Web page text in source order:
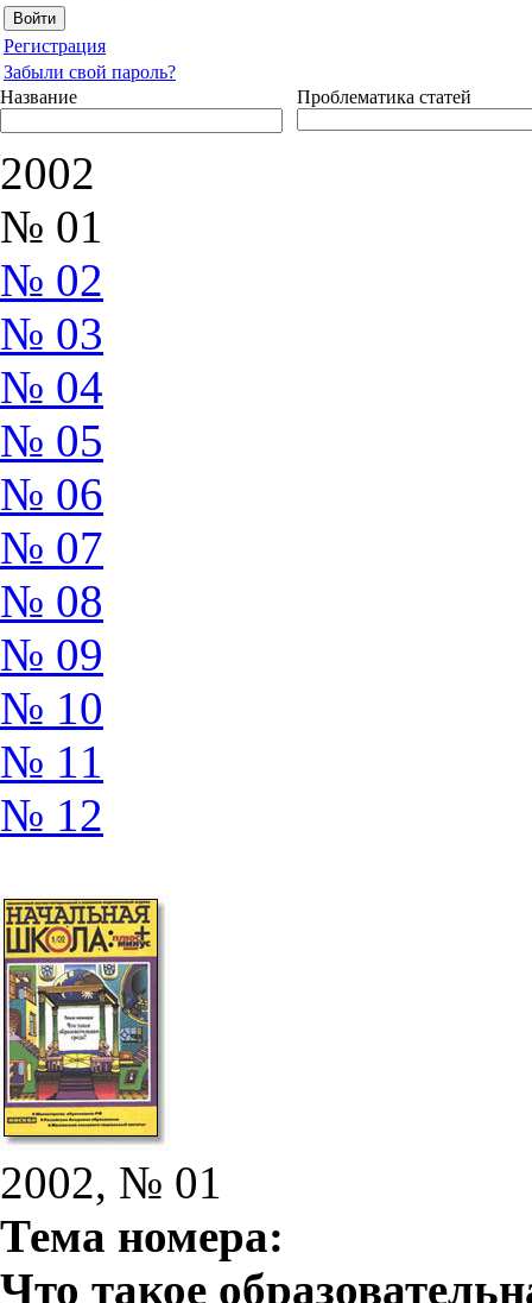
Регистрация
Забыли свой пароль?
Название
Проблематика статей
2002
№ 01
№ 02
№ 03
№ 04
№ 05
№ 06
№ 07
№ 08
№ 09
№ 10
№ 11
№ 12
2002, № 01
Тема номера:
Что такое